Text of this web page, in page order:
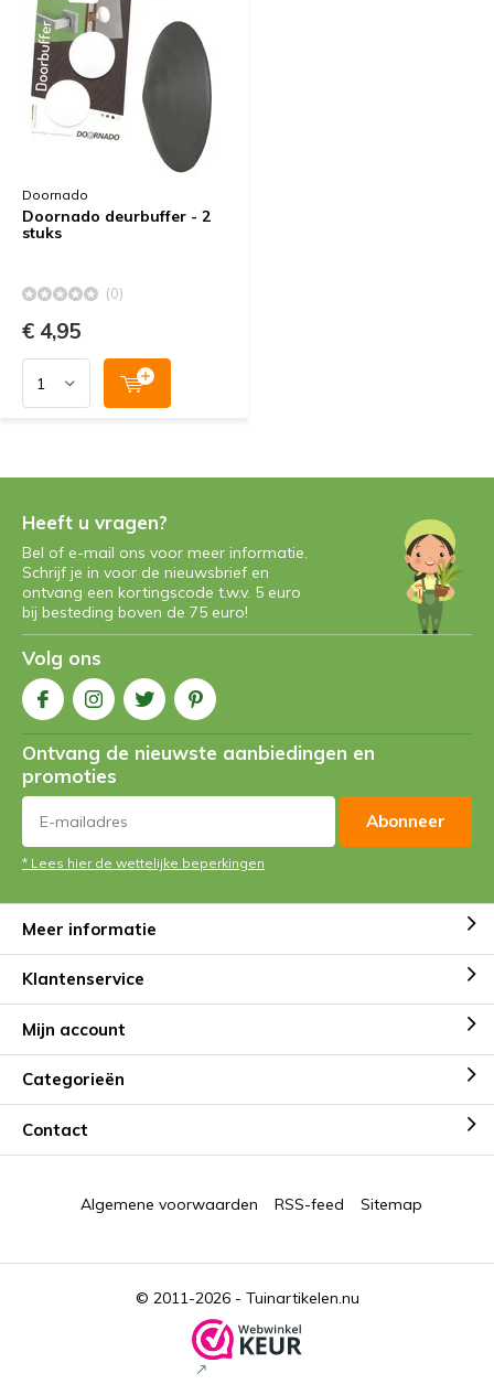
Doornado
Doornado deurbuffer - 2
stuks
(0)
€ 4,95
Heeft u vragen?
Bel of e-mail ons voor meer informatie.
Schrijf je in voor de nieuwsbrief en
ontvang een kortingscode t.w.v. 5 euro
bij besteding boven de 75 euro!
Volg ons
Ontvang de nieuwste aanbiedingen en
promoties
Abonneer
* Lees hier de wettelijke beperkingen
Meer informatie
Klantenservice
Mijn account
Categorieën
Contact
© 2011-2026 - Tuinartikelen.nu
Algemene voorwaarden RSS-feed Sitemap